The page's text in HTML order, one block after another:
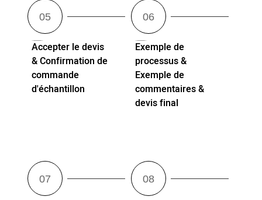
Accepter le devis
& Confirmation de
commande
d'échantillon
Exemple de
processus &
Exemple de
commentaires &
devis final